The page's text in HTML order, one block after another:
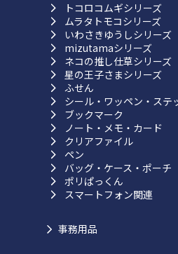
トコロコムギシリーズ
ムラタトモコシリーズ
いわさきゆうしシリーズ
mizutamaシリーズ
ネコの推し仕草シリーズ
星の王子さまシリーズ
ふせん
シール・ワッペン・ステ
ブックマーク
ノート・メモ・カード
クリアファイル
ペン
バッグ・ケース・ポーチ
ポリぱっくん
スマートフォン関連
事務用品